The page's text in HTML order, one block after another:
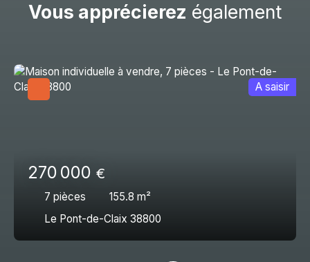
Vous apprécierez également
270 000 €
7 pièces 155.8 m²
Le Pont-de-Claix 38800
A saisir